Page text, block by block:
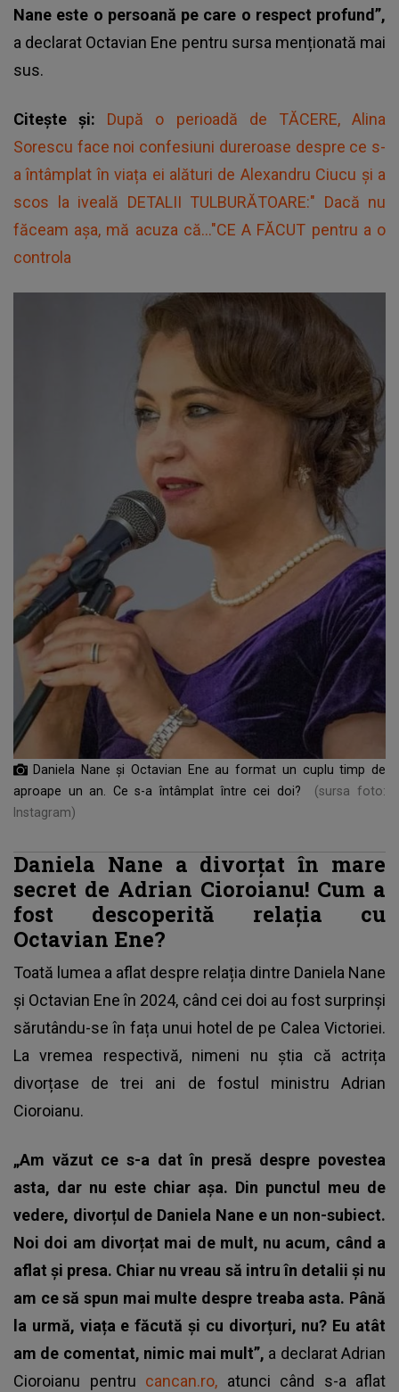
Nane este o persoană pe care o respect profund”,
a declarat Octavian Ene pentru sursa menționată mai
sus.
Citește și: După o perioadă de TĂCERE, Alina
Sorescu face noi confesiuni dureroase despre ce s-
a întâmplat în viața ei alături de Alexandru Ciucu și a
scos la iveală DETALII TULBURĂTOARE:" Dacă nu
făceam așa, mă acuza că..."CE A FĂCUT pentru a o
controla
Daniela Nane și Octavian Ene au format un cuplu timp de
aproape un an. Ce s-a întâmplat între cei doi?
(sursa foto:
Instagram)
Daniela Nane a divorțat în mare
secret de Adrian Cioroianu! Cum a
fost descoperită relația cu
Octavian Ene?
Toată lumea a aflat despre relația dintre Daniela Nane
și Octavian Ene în 2024, când cei doi au fost surprinși
sărutându-se în fața unui hotel de pe Calea Victoriei.
La vremea respectivă, nimeni nu știa că actrița
divorțase de trei ani de fostul ministru Adrian
Cioroianu.
„Am văzut ce s-a dat în presă despre povestea
asta, dar nu este chiar așa. Din punctul meu de
vedere, divorțul de Daniela Nane e un non-subiect.
Noi doi am divorțat mai de mult, nu acum, când a
aflat și presa. Chiar nu vreau să intru în detalii și nu
am ce să spun mai multe despre treaba asta. Până
la urmă, viața e făcută și cu divorțuri, nu? Eu atât
am de comentat, nimic mai mult”, a declarat Adrian
Cioroianu pentru cancan.ro, atunci când s-a aflat